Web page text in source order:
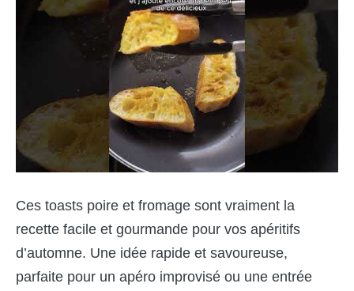
Ces toasts poire et fromage sont vraiment la
recette facile et gourmande pour vos apéritifs
d’automne. Une idée rapide et savoureuse,
parfaite pour un apéro improvisé ou une entrée